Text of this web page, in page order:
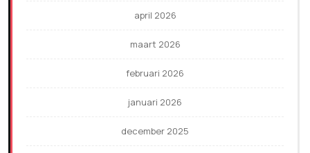
april 2026
maart 2026
februari 2026
januari 2026
december 2025